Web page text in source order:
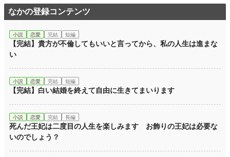
なかの登録コンテンツ
小説 恋愛 完結 短編
【完結】貴方が不倫してもいいと言ってから、私の人生は進まな
い
小説 恋愛 完結 短編
【完結】白い結婚を終えて自由に生きてまいります
小説 恋愛 完結 長編
死んだ王妃は二度目の人生を楽しみます お飾りの王妃は必要な
いのでしょう？